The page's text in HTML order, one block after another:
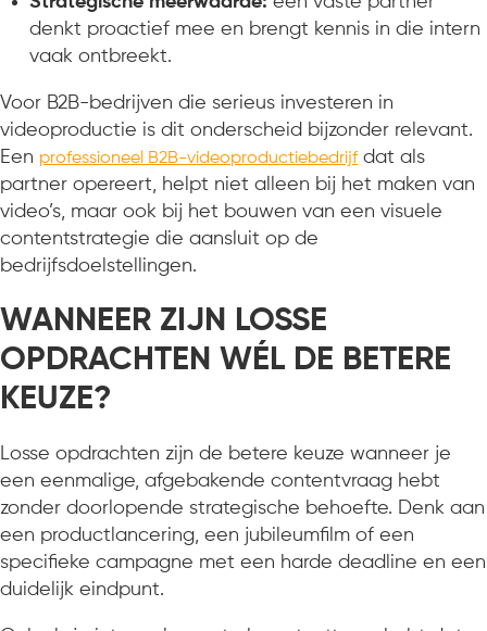
denkt proactief mee en brengt kennis in die intern
vaak ontbreekt.
Voor B2B-bedrijven die serieus investeren in
videoproductie is dit onderscheid bijzonder relevant.
Een professioneel B2B-videoproductiebedrijfdat als
partner opereert, helpt niet alleen bij het maken van
video’s, maar ook bij het bouwen van een visuele
contentstrategie die aansluit op de
bedrijfsdoelstellingen.
WANNEER ZIJN LOSSE
OPDRACHTEN WÉL DE BETERE
KEUZE?
Losse opdrachten zijn de betere keuze wanneer je
een eenmalige, afgebakende contentvraag hebt
zonder doorlopende strategische behoefte. Denk aan
een productlancering, een jubileumfilm of een
specifieke campagne met een harde deadline en een
duidelijk eindpunt.